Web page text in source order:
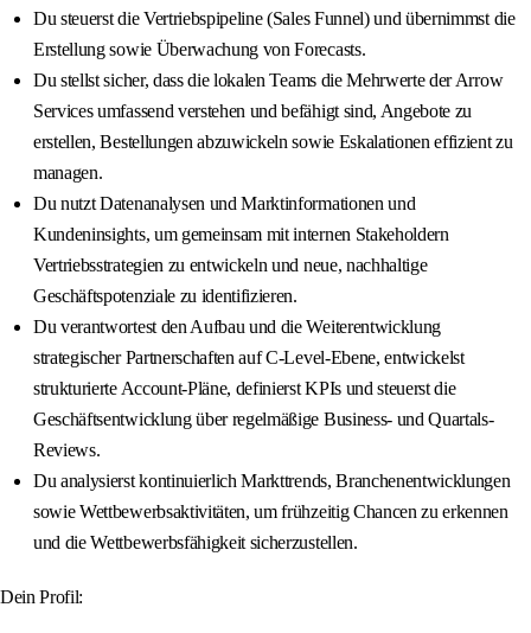
Du steuerst die Vertriebspipeline (Sales Funnel) und übernimmst die
Erstellung sowie Überwachung von Forecasts.
Du stellst sicher, dass die lokalen Teams die Mehrwerte der Arrow
Services umfassend verstehen und befähigt sind, Angebote zu
erstellen, Bestellungen abzuwickeln sowie Eskalationen effizient zu
managen.
Du nutzt Datenanalysen und Marktinformationen und
Kundeninsights, um gemeinsam mit internen Stakeholdern
Vertriebsstrategien zu entwickeln und neue, nachhaltige
Geschäftspotenziale zu identifizieren.
Du verantwortest den Aufbau und die Weiterentwicklung
strategischer Partnerschaften auf C-Level-Ebene, entwickelst
strukturierte Account-Pläne, definierst KPIs und steuerst die
Geschäftsentwicklung über regelmäßige Business- und Quartals-
Reviews.
Du analysierst kontinuierlich Markttrends, Branchenentwicklungen
sowie Wettbewerbsaktivitäten, um frühzeitig Chancen zu erkennen
und die Wettbewerbsfähigkeit sicherzustellen.
Dein Profil: